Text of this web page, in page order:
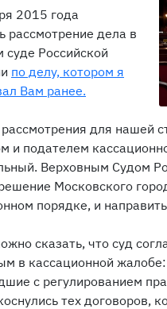
2015 года
рассмотрение дела в
суде Российской
по делу, котором я
Вам ранее.
рассмотрения для нашей
и подателем
Верховным Судом
Московского
порядке, и
сказать, что суд
в кассационной
с регулированием
тех договоров,